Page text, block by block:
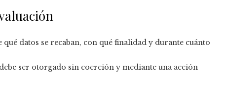
datos se recaban, con qué finalidad y durante cuánto
ser otorgado sin coerción y mediante una acción